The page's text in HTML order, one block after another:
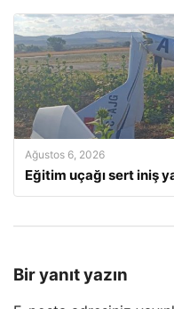
Ağustos 6, 2026
Eğitim uçağı sert iniş
Bir yanıt yazın